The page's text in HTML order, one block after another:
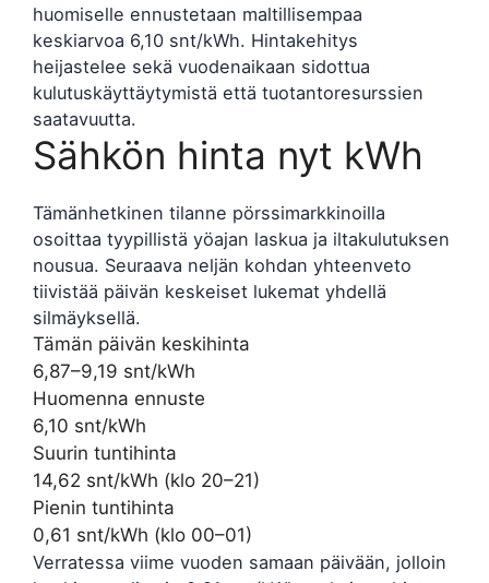
huomiselle ennustetaan maltillisempaa
keskiarvoa 6,10 snt/kWh. Hintakehitys
heijastelee sekä vuodenaikaan sidottua
kulutuskäyttäytymistä että tuotantoresurssien
saatavuutta.
Sähkön hinta nyt kWh
Tämänhetkinen tilanne pörssimarkkinoilla
osoittaa tyypillistä yöajan laskua ja iltakulutuksen
nousua. Seuraava neljän kohdan yhteenveto
tiivistää päivän keskeiset lukemat yhdellä
silmäyksellä.
Tämän päivän keskihinta
6,87–9,19 snt/kWh
Huomenna ennuste
6,10 snt/kWh
Suurin tuntihinta
14,62 snt/kWh (klo 20–21)
Pienin tuntihinta
0,61 snt/kWh (klo 00–01)
Verratessa viime vuoden samaan päivään, jolloin